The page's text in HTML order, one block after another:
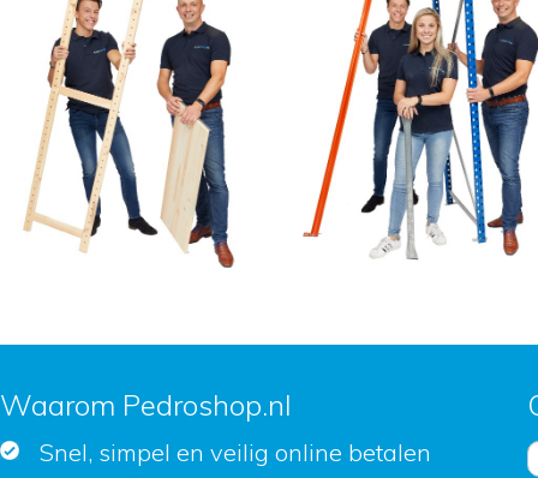
Waarom Pedroshop.nl
Snel, simpel en veilig online betalen